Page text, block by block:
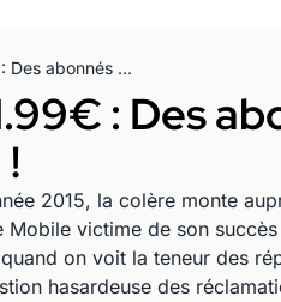
Vente privée Freebox Crystal à 1.99€ : Des abonnés sans nouvelles depuis leur inscription !
: Des
2015, la colère monte
victime de son
on voit la teneur des
hasardeuse des